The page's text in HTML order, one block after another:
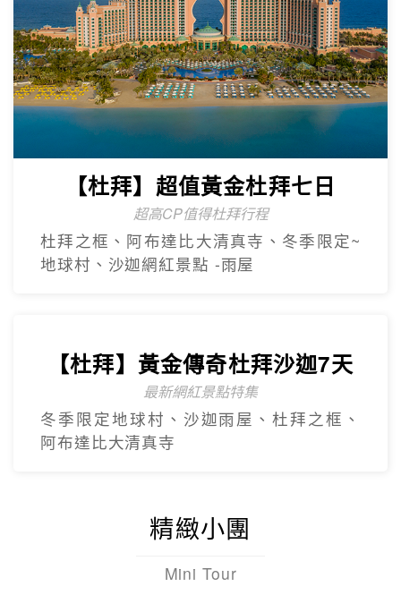
【杜拜】超值黃金杜拜七日
超高CP值得杜拜行程
杜拜之框、阿布達比大清真寺、冬季限定~
地球村、沙迦網紅景點 -⾬屋
【杜拜】黃金傳奇杜拜沙迦7天
最新網紅景點特集
冬季限定地球村、沙迦⾬屋、杜拜之框、
阿布達比大清真寺
精緻小團
Mini Tour